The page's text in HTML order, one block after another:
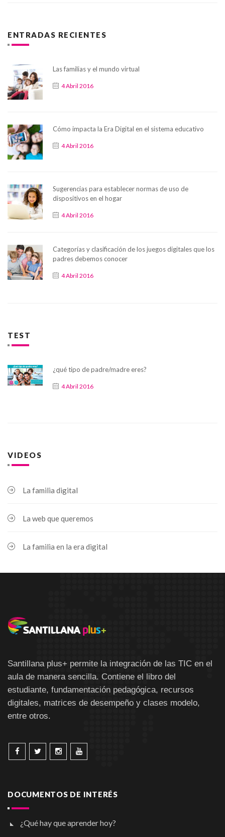
ENTRADAS RECIENTES
Las familias y el mundo virtual
4 Abril 2016
Cómo impacta la Era Digital en el sistema educativo
4 Abril 2016
Sugerencias para establecer normas de uso de
dispositivos en el hogar
4 Abril 2016
Categorías y clasificación de los juegos digitales que los
padres debemos conocer
4 Abril 2016
TEST
¿qué tipo de padre/madre eres?
4 Abril 2016
VIDEOS
La familia digital
La web que queremos
La familia en la era digital
Santillana plus+ permite la integración de las TIC en el
aula de manera sencilla. Contiene el libro del
estudiante, fundamentación pedagógica, recursos
digitales, matrices de desempeño y clases modelo,
entre otros.
DOCUMENTOS DE INTERÉS
¿Qué hay que aprender hoy?